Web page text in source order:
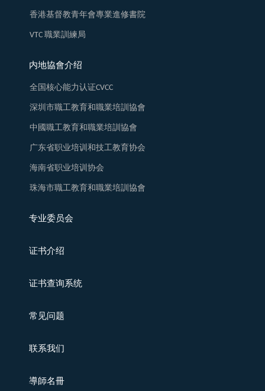
香港基督教青年會專業進修書院
VTC 職業訓練局
内地協會介绍
全国核心能力认证CVCC
深圳市職工教育和職業培訓協會
中國職工教育和職業培訓協會
广东省职业培训和技工教育协会
海南省职业培训协会
珠海市職工教育和職業培訓協會
专业委员会
证书介绍
证书查询系统
常见问题
联系我们
導師名冊